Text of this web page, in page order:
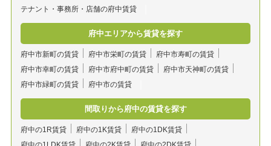
テナント・事務所・店舗の府中賃貸
府中エリアから賃貸を探す
府中市新町の賃貸 府中市栄町の賃貸
府中市寿町の賃貸
府中市幸町の賃貸
府中市府中町の賃貸
府中市天神町の賃貸
府中市緑町の賃貸
府中市の賃貸
間取りから府中の賃貸を探す
府中の1R賃貸 府中の1K賃貸
府中の1DK賃貸